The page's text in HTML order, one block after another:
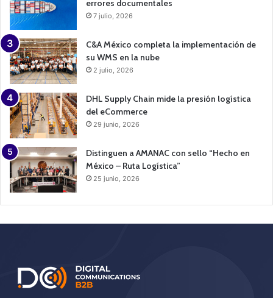
errores documentales
7 julio, 2026
C&A México completa la implementación de
su WMS en la nube
2 julio, 2026
DHL Supply Chain mide la presión logística
del eCommerce
29 junio, 2026
Distinguen a AMANAC con sello “Hecho en
México – Ruta Logística”
25 junio, 2026